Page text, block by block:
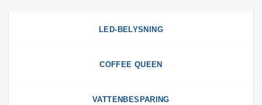
LED-BELYSNING
COFFEE QUEEN
VATTENBESPARING